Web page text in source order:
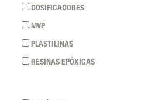
DOSIFICADORES
MVP
PLASTILINAS
RESINAS EPÓXICAS